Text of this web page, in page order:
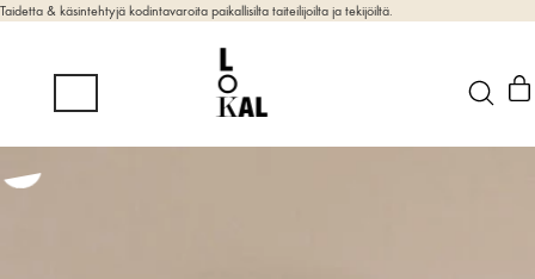
Taidetta & käsintehtyjä kodintavaroita paikallisilta taiteilijoilta ja tekijöiltä.